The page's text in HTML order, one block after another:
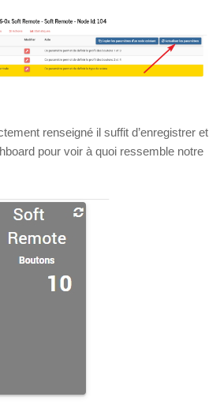
renseigné il suffit d’enregistrer et
pour voir à quoi ressemble notre